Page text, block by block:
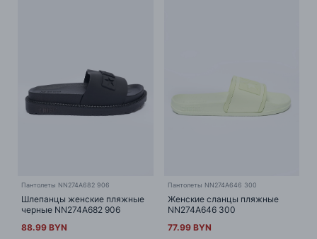
Пантолеты NN274A682 906
Шлепанцы женские пляжные
черные NN274A682 906
88.99 BYN
Пантолеты NN274A646 300
Женские сланцы пляжные
NN274A646 300
77.99 BYN